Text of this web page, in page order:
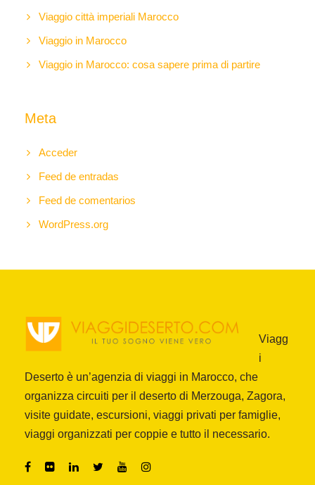
Viaggio città imperiali Marocco
Viaggio in Marocco
Viaggio in Marocco: cosa sapere prima di partire
Meta
Acceder
Feed de entradas
Feed de comentarios
WordPress.org
Viagg
i
Deserto è un’agenzia di viaggi in Marocco, che
organizza circuiti per il deserto di Merzouga, Zagora,
visite guidate, escursioni, viaggi privati per famiglie,
viaggi organizzati per coppie e tutto il necessario.